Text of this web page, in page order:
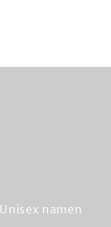
Unisex namen